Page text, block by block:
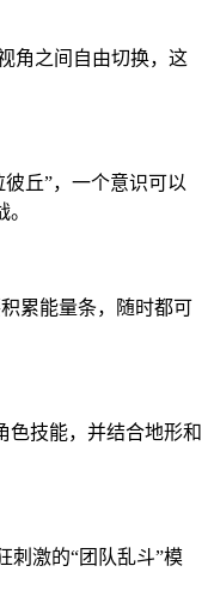
角之间自由切换，这
丘”，一个意识可以
累能量条，随时都可
色技能，并结合地形和
刺激的“团队乱斗”模